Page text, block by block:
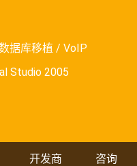
据库移植 / VoIP
Studio 2005
开发商 咨询